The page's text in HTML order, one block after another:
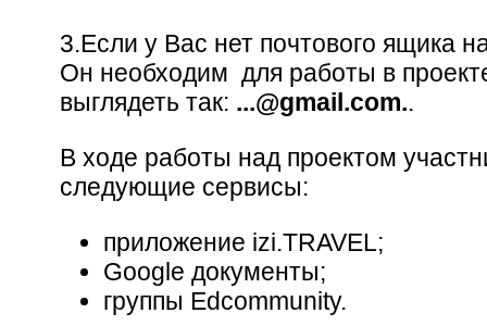
3.Если у Вас нет почтового ящика
Он необходим для работы в
выглядеть так: ...@gmail.com..
В ходе работы над проектом
следующие сервисы:
приложение izi.TRAVEL;
Google документы;
группы Edcommunity.